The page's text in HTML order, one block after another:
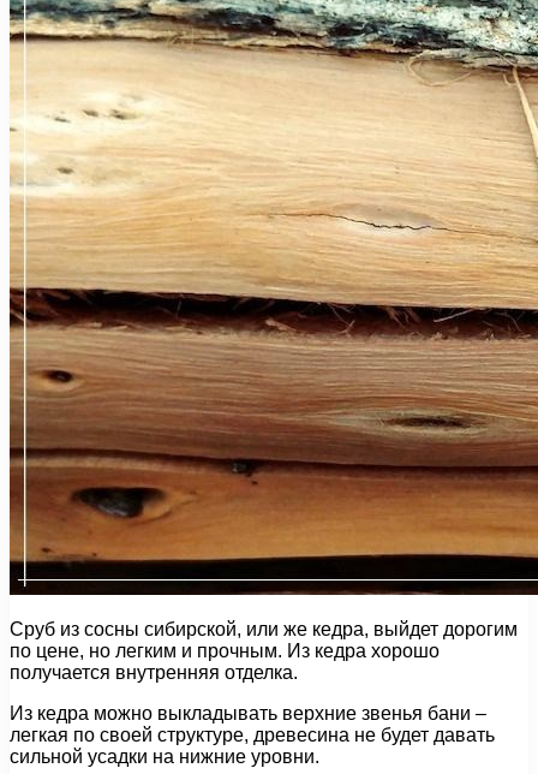
Сруб из сосны сибирской, или же кедра, выйдет дорогим
по цене, но легким и прочным. Из кедра хорошо
получается внутренняя отделка.
Из кедра можно выкладывать верхние звенья бани –
легкая по своей структуре, древесина не будет давать
сильной усадки на нижние уровни.